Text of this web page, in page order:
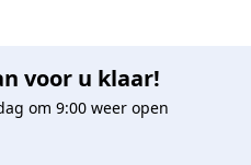
voor u klaar!
om 9:00 weer open